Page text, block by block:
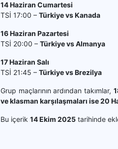
14 Haziran Cumartesi
TSİ 17:00 – Türkiye vs Kanada
16 Haziran Pazartesi
TSİ 20:00 – Türkiye vs Almanya
17 Haziran Salı
TSİ 21:45 – Türkiye vs Brezilya
Grup maçlarının ardından takımlar,
ve klasman karşılaşmaları ise 20
Bu içerik 14 Ekim 2025 tarihinde